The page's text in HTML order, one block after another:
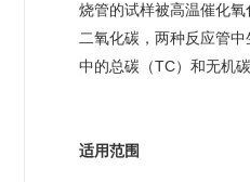
烧管的试样被高温催化
二氧化碳，两种反应管
中的总碳（TC）和无机
适用范围